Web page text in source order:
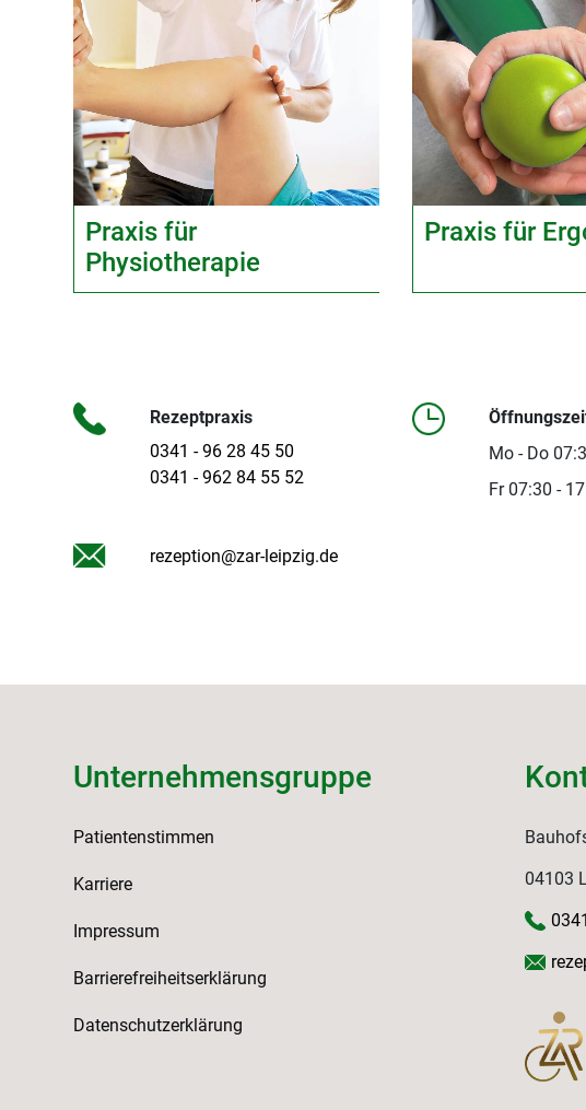
Praxis für
Physiotherapie
Praxis für
Rezeptpraxis
0341 - 96 28 45 50
0341 - 962 84 55 52
rezeption@zar-leipzig.de
Mo - Do
Fr 07:30 -
Unternehmensgruppe
Patientenstimmen
Karriere
Impressum
Barrierefreiheitserklärung
Datenschutzerklärung
04103